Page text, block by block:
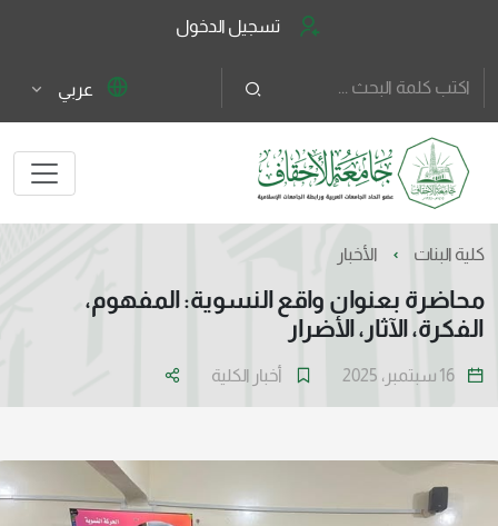
تسجيل الدخول
عربي
كلية البنات الأخبار
محاضرة بعنوان واقع النسوية: المفهوم،
الفكرة، الآثار، الأضرار
16 سبتمبر، 2025 أخبار الكلية